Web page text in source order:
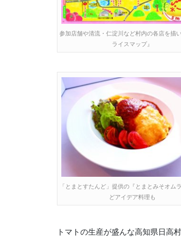
参加店舗や清流・仁淀川など村内の各店を描
ライスマップ』
「とまとすたんど」提供の『とまとみそオム
どアイデア料理も
トマトの生産が盛んな高知県日高